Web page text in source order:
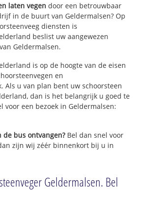
laten vegen door een betrouwbaar
in de buurt van Geldermalsen? Op
diensten is
beslist uw aangewezen
Geldermalsen.
is op de hoogte van de eisen
en
Als u van plan bent uw schoorsteen
dan is het belangrijk u goed te
voor een bezoek in Geldermalsen:
bus ontvangen?Bel dan snel voor
zijn wij zéér binnenkort bij u in
Geldermalsen. Bel